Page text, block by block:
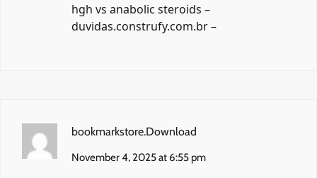
hgh vs anabolic steroids –
duvidas.construfy.com.br–
bookmarkstore.Download
November 4, 2025 at 6:55 pm